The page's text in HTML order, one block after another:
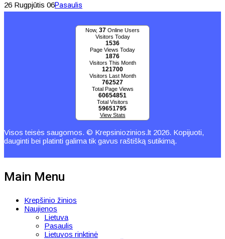
26 Rugpjūtis 06Pasaulis
Now, 37 Online Users
Visitors Today
1536
Page Views Today
1876
Visitors This Month
121700
Visitors Last Month
762527
Total Page Views
60654851
Total Visitors
59651795
View Stats
Visos teisės saugomos. © Krepsiniozinios.lt 2026. Kopijuoti,
dauginti bei platinti galima tik gavus raštišką sutikimą.
Main Menu
Krepšinio žinios
Naujienos
Lietuva
Pasaulis
Lietuvos rinktinė